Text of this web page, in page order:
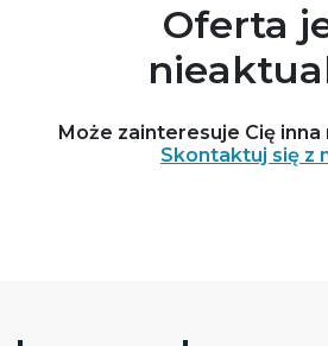
Oferta
Może zainteresuje Cię
Skontaktuj się z